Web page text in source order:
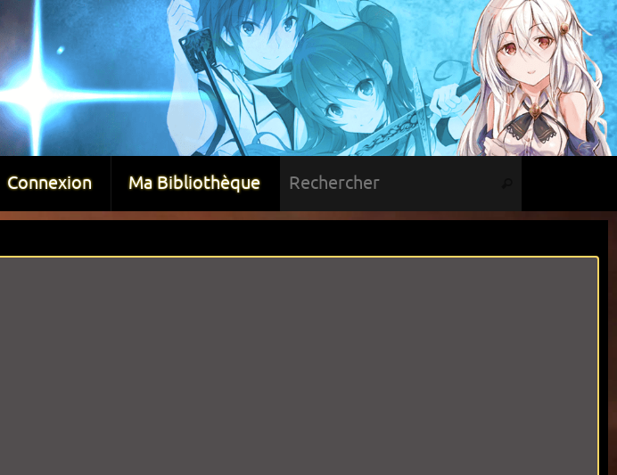
Connexion Ma Bibliothèque